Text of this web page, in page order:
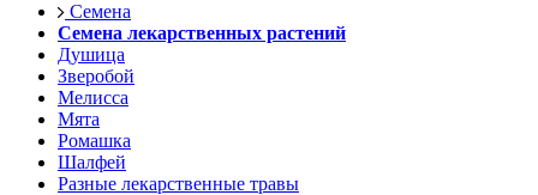
Семена
Семена лекарственных растений
Душица
Зверобой
Мелисса
Мята
Ромашка
Шалфей
Разные лекарственные травы